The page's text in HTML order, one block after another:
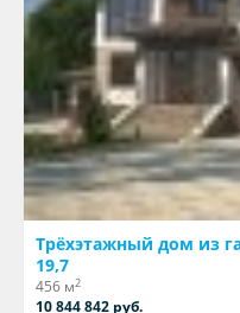
Трёхэтажный дом из
19,7
456 м2
10 844 842 руб.